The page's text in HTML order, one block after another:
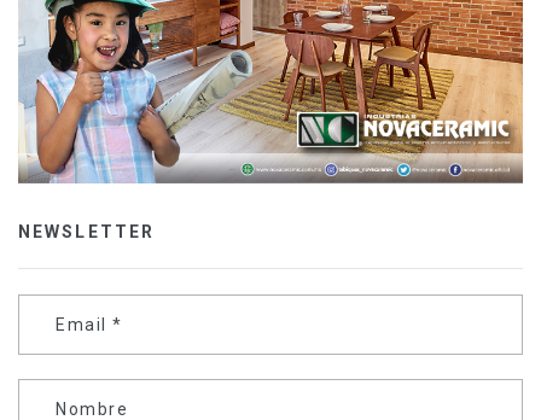
NEWSLETTER
Email *
Nombre